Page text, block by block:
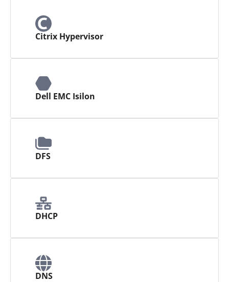
Citrix Hypervisor
Dell EMC Isilon
DFS
DHCP
DNS